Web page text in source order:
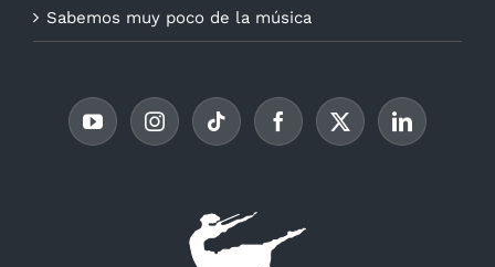
Sabemos muy poco de la música